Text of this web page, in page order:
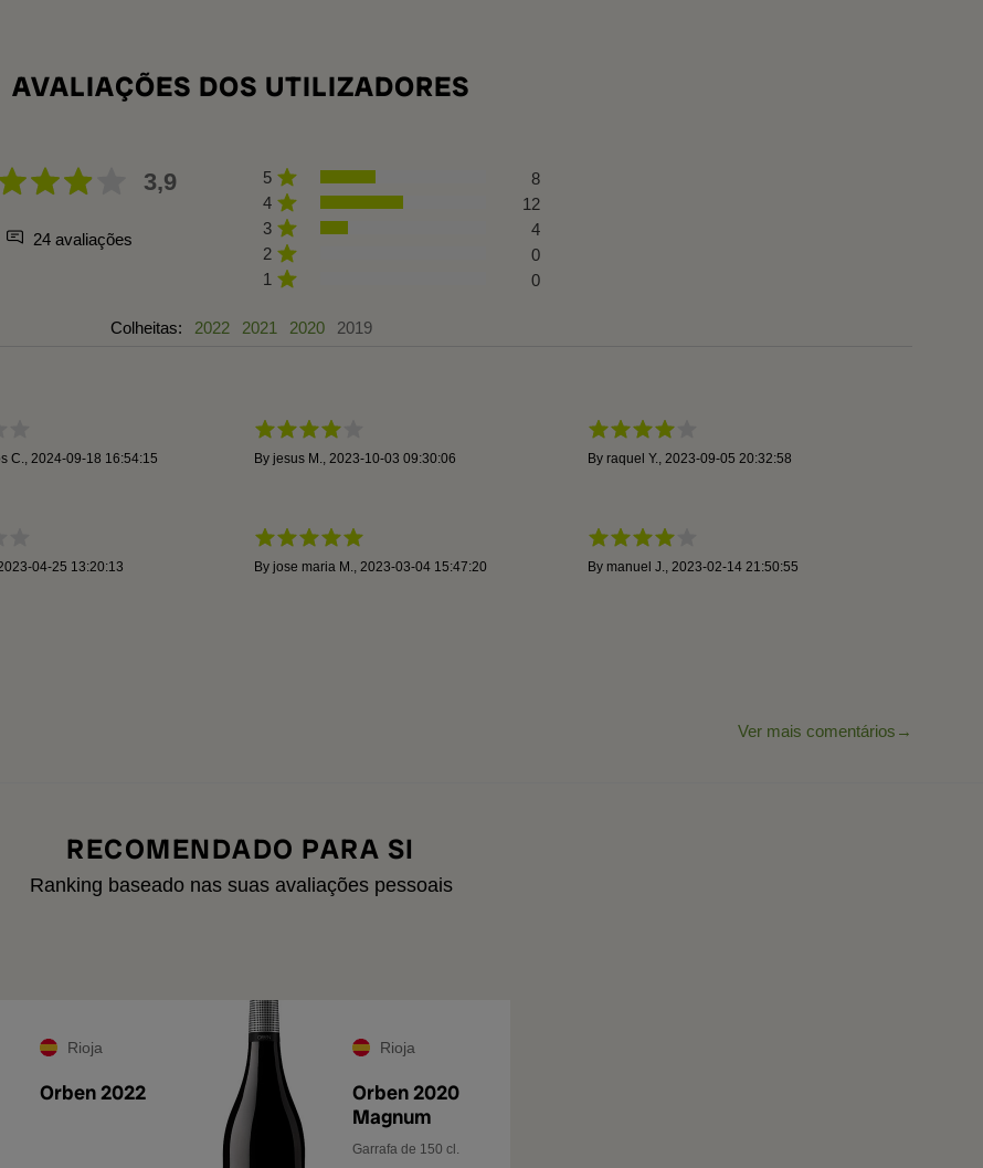
AVALIAÇÕES DOS UTILIZADORES
3,9
24 avaliações
5
8
4
12
3
4
2
0
1
0
Colheitas: 2022 2021 2020 2019
C., 2024-09-18 16:54:15 By jesus M., 2023-10-03 09:30:06 By raquel Y., 2023-09-05 20:32:58
04-25 13:20:13 By jose maria M., 2023-03-04 15:47:20 By manuel J., 2023-02-14 21:50:55
Ver mais comentários
RECOMENDADO PARA SI
Ranking baseado nas suas avaliações pessoais
Rioja
Orben 2022
Rioja
Orben 2020
Magnum
Garrafa de 150 cl.